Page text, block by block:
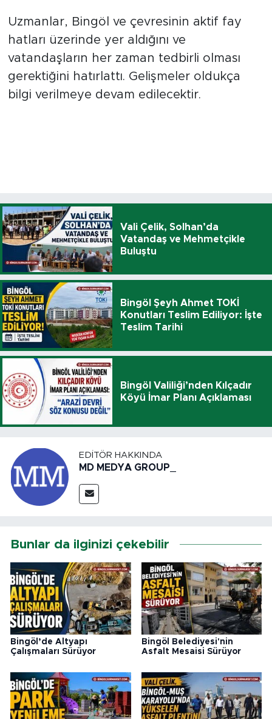
Uzmanlar, Bingöl ve çevresinin aktif fay
hatları üzerinde yer aldığını ve
vatandaşların her zaman tedbirli olması
gerektiğini hatırlattı. Gelişmeler oldukça
bilgi verilmeye devam edilecektir.
Vali Çelik, Solhan’da
Vatandaş ve Mehmetçikle
Buluştu
Bingöl Şeyh Ahmet TOKİ
Konutları Teslim Ediliyor: İşte
Teslim Tarihi
Bingöl Valiliği’nden Kılçadır
Köyü İmar Planı Açıklaması
EDITÖR HAKKINDA
MD MEDYA GROUP_
Bunlar da ilginizi çekebilir
Bingöl’de Altyapı
Çalışmaları Sürüyor
Bingöl Belediyesi'nin
Asfalt Mesaisi Sürüyor